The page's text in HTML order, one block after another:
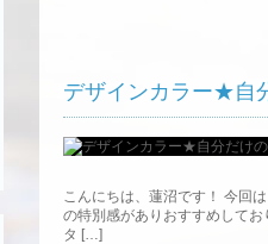
デザインカラー★自
こんにちは、蓮沼です！ 今回
の特別感がありおすすめして
タ […]